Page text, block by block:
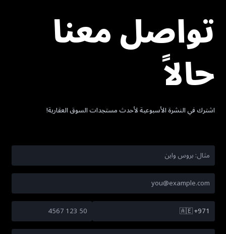
تواصل معنا
حالاً
اشترك في النشرة الأسبوعية لأحدث مستجدات السوق العقارية!
🇦🇪+971